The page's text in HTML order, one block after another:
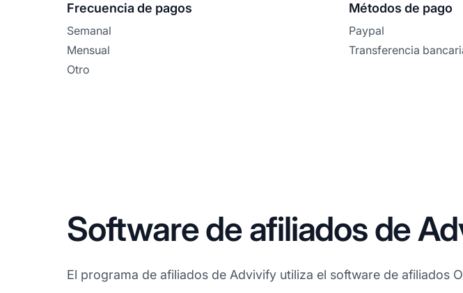
Frecuencia de pagos
Semanal
Mensual
Otro
Métodos de pago
Paypal
Transferencia
Software de afiliados de
El programa de afiliados de Advivify utiliza el software de afiliados